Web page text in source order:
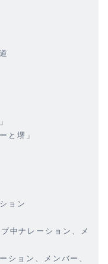
と堺」
ョン
中ナレーション、メ
ション、メンバー、